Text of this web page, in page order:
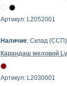
Артикул: L2052001
Наличие: Склад (ССП)
Карандаш меловой
Артикул: L2030001